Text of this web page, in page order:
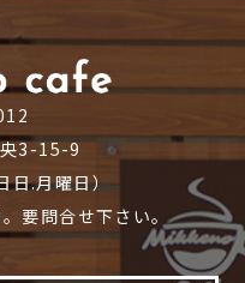
央3-15-9
日.月曜日）
要問合せ下さい。